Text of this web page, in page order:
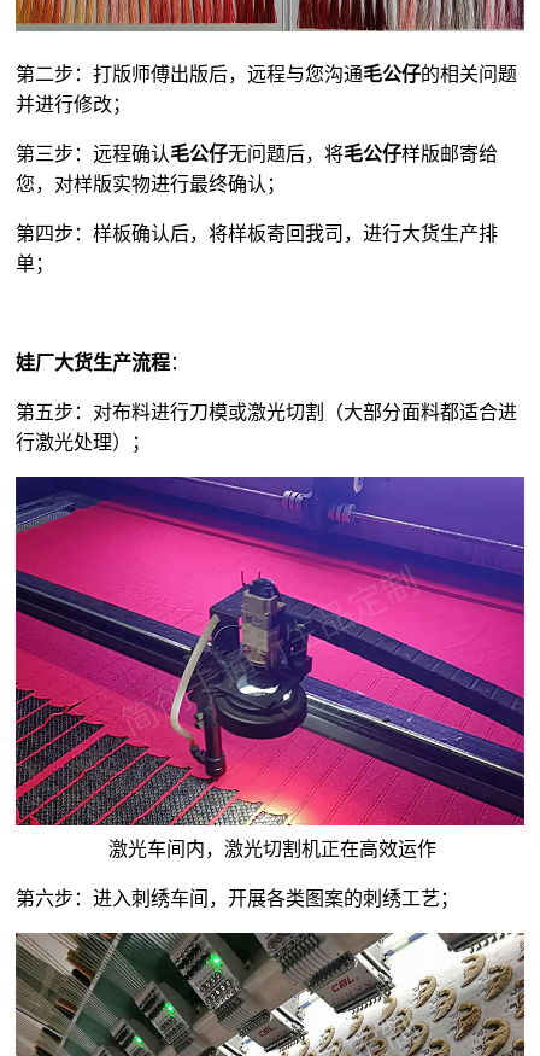
第二步：打版师傅出版后，远程与您沟通毛公仔的相关问题
并进行修改；
第三步：远程确认毛公仔无问题后，将毛公仔样版邮寄给
您，对样版实物进行最终确认；
第四步：样板确认后，将样板寄回我司，进行大货生产排
单；
娃厂大货生产流程：
第五步：对布料进行刀模或激光切割（大部分面料都适合进
行激光处理）；
激光车间内，激光切割机正在高效运作
第六步：进入刺绣车间，开展各类图案的刺绣工艺；